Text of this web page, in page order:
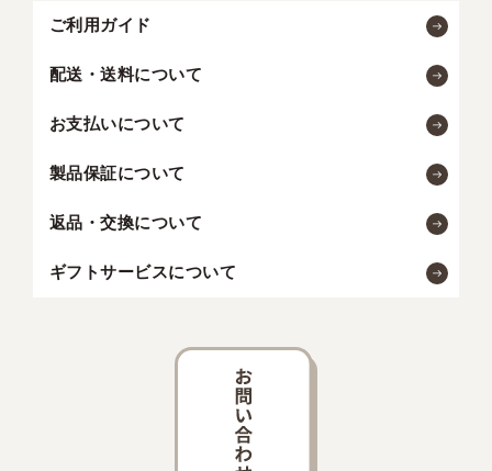
ご利用ガイド
配送・送料について
お支払いについて
製品保証について
返品・交換について
ギフトサービスについて